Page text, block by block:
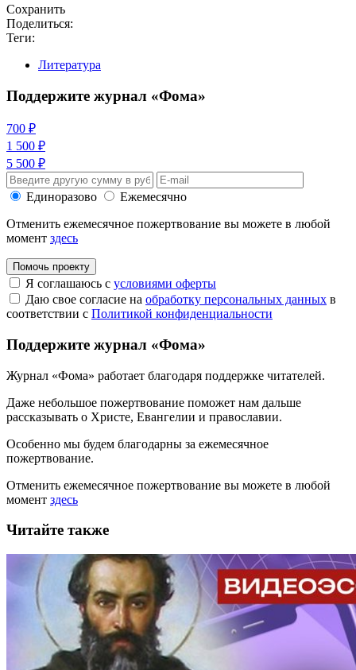
Сохранить
Поделиться:
Теги:
Литература
Поддержите журнал «Фома»
700 ₽
1 500 ₽
5 500 ₽
Единоразово
Ежемесячно
Отменить ежемесячное пожертвование вы можете в любой
момент здесь
Помочь проекту
Я соглашаюсь с условиями оферты
Даю свое согласие на обработку персональных данных в
соответствии с Политикой конфиденциальности
Поддержите журнал «Фома»
Журнал «Фома» работает благодаря поддержке читателей.
Даже небольшое пожертвование поможет нам дальше
рассказывать о Христе, Евангелии и православии.
Особенно мы будем благодарны за ежемесячное
пожертвование.
Отменить ежемесячное пожертвование вы можете в любой
момент здесь
Читайте также